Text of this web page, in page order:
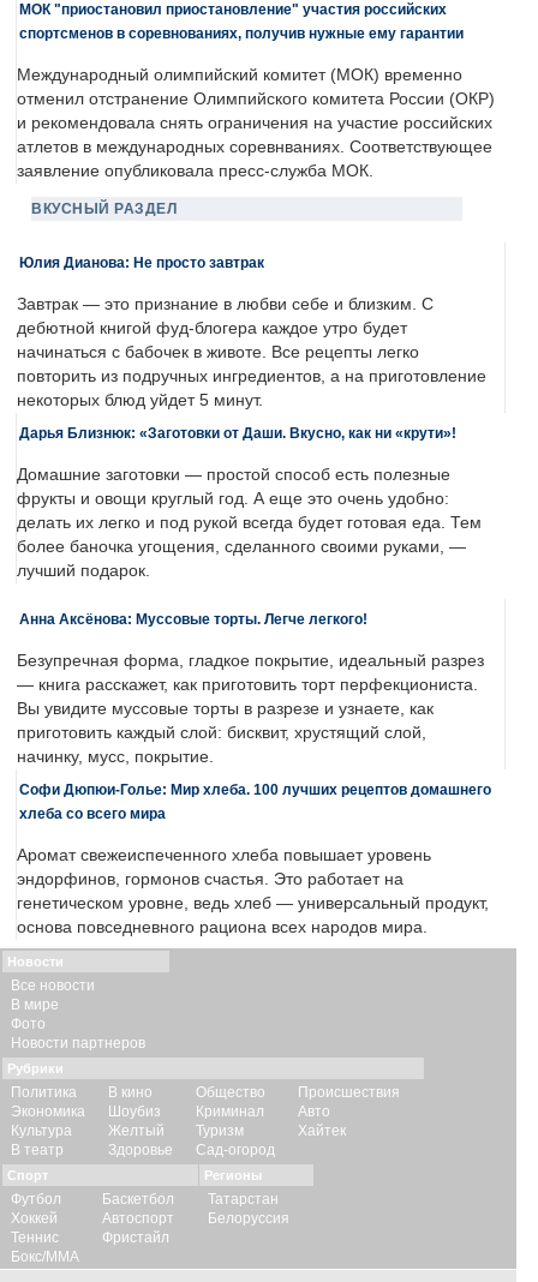
МОК "приостановил приостановление" участия российских
спортсменов в соревнованиях, получив нужные ему гарантии
Международный олимпийский комитет (МОК) временно
отменил отстранение Олимпийского комитета России (ОКР)
и рекомендовала снять ограничения на участие российских
атлетов в международных соревнваниях. Соответствующее
заявление опубликовала пресс-служба МОК.
ВКУСНЫЙ РАЗДЕЛ
Юлия Дианова: Не просто завтрак
Завтрак — это признание в любви себе и близким. С
дебютной книгой фуд-блогера каждое утро будет
начинаться с бабочек в животе. Все рецепты легко
повторить из подручных ингредиентов, а на приготовление
некоторых блюд уйдет 5 минут.
Дарья Близнюк: «Заготовки от Даши. Вкусно, как ни «крути»!
Домашние заготовки — простой способ есть полезные
фрукты и овощи круглый год. А еще это очень удобно:
делать их легко и под рукой всегда будет готовая еда. Тем
более баночка угощения, сделанного своими руками, —
лучший подарок.
Анна Аксёнова: Муссовые торты. Легче легкого!
Безупречная форма, гладкое покрытие, идеальный разрез
— книга расскажет, как приготовить торт перфекциониста.
Вы увидите муссовые торты в разрезе и узнаете, как
приготовить каждый слой: бисквит, хрустящий слой,
начинку, мусс, покрытие.
Софи Дюпюи-Голье: Мир хлеба. 100 лучших рецептов домашнего
хлеба со всего мира
Аромат свежеиспеченного хлеба повышает уровень
эндорфинов, гормонов счастья. Это работает на
генетическом уровне, ведь хлеб — универсальный продукт,
основа повседневного рациона всех народов мира.
Новости
Все новости
В мире
Фото
Новости партнеров
Рубрики
Политика
Экономика
Культура
В театр
В кино
Шоубиз
Желтый
Здоровье
Общество
Криминал
Туризм
Сад-огород
Происшествия
Авто
Хайтек
Спорт
Футбол
Хоккей
Теннис
Бокс/ММА
Баскетбол
Автоспорт
Фристайл
Регионы
Татарстан
Белоруссия